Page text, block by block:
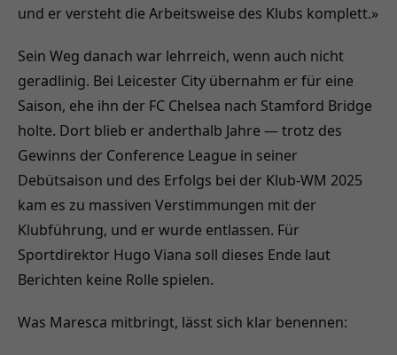
und er versteht die Arbeitsweise des Klubs komplett.»
Sein Weg danach war lehrreich, wenn auch nicht
geradlinig. Bei Leicester City übernahm er für eine
Saison, ehe ihn der FC Chelsea nach Stamford Bridge
holte. Dort blieb er anderthalb Jahre — trotz des
Gewinns der Conference League in seiner
Debütsaison und des Erfolgs bei der Klub-WM 2025
kam es zu massiven Verstimmungen mit der
Klubführung, und er wurde entlassen. Für
Sportdirektor Hugo Viana soll dieses Ende laut
Berichten keine Rolle spielen.
Was Maresca mitbringt, lässt sich klar benennen: